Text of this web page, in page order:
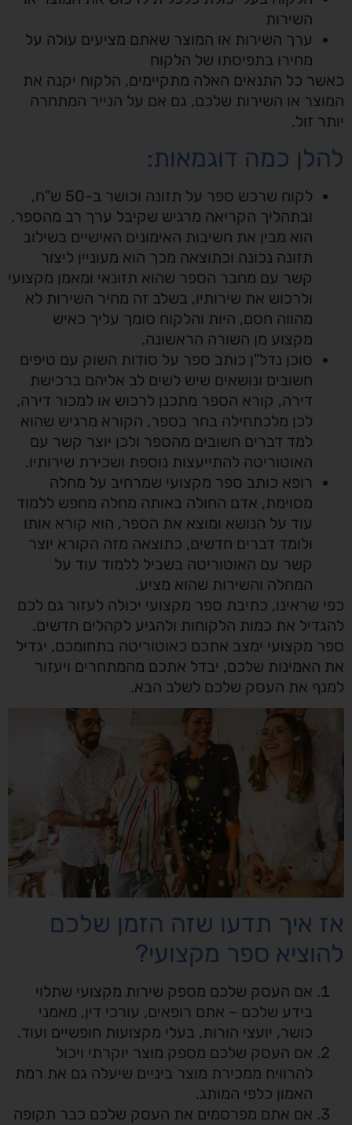
השירות
ערך השירות או המוצר שאתם מציעים עולה על
מחירו בתפיסתו של הלקוח
כאשר כל התנאים האלה מתקיימים, הלקוח יקנה את
המוצר או השירות שלכם, גם אם על הנייר המתחרה
יותר זול.
להלן כמה דוגמאות:
לקוח שרכש ספר על תזונה וכושר ב-50 ש"ח,
ובתהליך הקריאה מרגיש שקיבל ערך רב מהספר.
הוא מבין את חשיבות האימונים האישיים בשילוב
תזונה נכונה וכתוצאה מכך הוא מעוניין ליצור
קשר עם מחבר הספר שהוא תזונאי ומאמן מקצועי
ולרכוש את שירותיו, בשלב זה מחיר השירות לא
מהווה חסם, היות והלקוח סומך עליך כאיש
מקצוע מן השורה הראשונה.
סוכן נדל"ן כותב ספר על סודות השוק עם טיפים
חשובים ונושאים שיש לשים לב אליהם ברכישת
דירה, קורא הספר מתכנן לרכוש או למכור דירה,
לכן מלכתחילה בחר בספר, הקורא מרגיש שהוא
למד דברים חשובים מהספר ולכן יוצר קשר עם
האוטוריטה להתייעצות נוספת ושכירת שירותיו.
רופא כותב ספר מקצועי שמרחיב על מחלה
מסוימת, אדם החולה באותה מחלה מחפש ללמוד
עוד על הנושא ומוצא את הספר, הוא קורא אותו
ולומד דברים חדשים, כתוצאה מזה הקורא יוצר
קשר עם האוטוריטה בשביל ללמוד עוד על
המחלה והשירות שהוא מציע.
כפי שראינו, כתיבת ספר מקצועי יכולה לעזור גם לכם
להגדיל את כמות הלקוחות ולהגיע לקהלים חדשים.
ספר מקצועי ימצב אתכם כאוטוריטה בתחומכם, יגדיל
את האמינות שלכם, יבדל אתכם מהמתחרים ויעזור
למנף את העסק שלכם לשלב הבא.
אז איך תדעו שזה הזמן שלכם
להוציא ספר מקצועי?
אם העסק שלכם מספק שירות מקצועי שתלוי
בידע שלכם – אתם רופאים, עורכי דין, מאמני
כושר, יועצי הורות, בעלי מקצועות חופשיים ועוד.
אם העסק שלכם מספק מוצר יוקרתי ויכול
להרוויח ממכירת מוצר ביניים שיעלה גם את רמת
האמון כלפי המותג.
אם אתם מפרסמים את העסק שלכם כבר תקופה